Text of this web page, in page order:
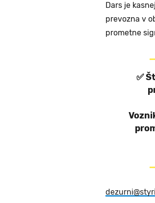
Dars je
prevozna v
prometne
✅